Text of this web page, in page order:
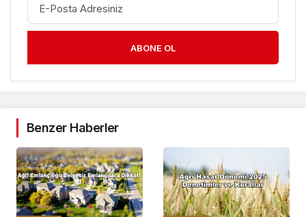
ABONE OL
Benzer Haberler